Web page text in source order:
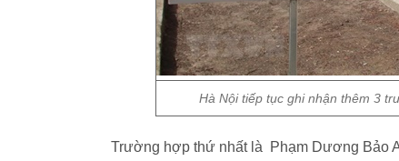
Hà Nội tiếp tục ghi nhận thêm 3
Trường hợp thứ nhất là Phạm Dương Bảo